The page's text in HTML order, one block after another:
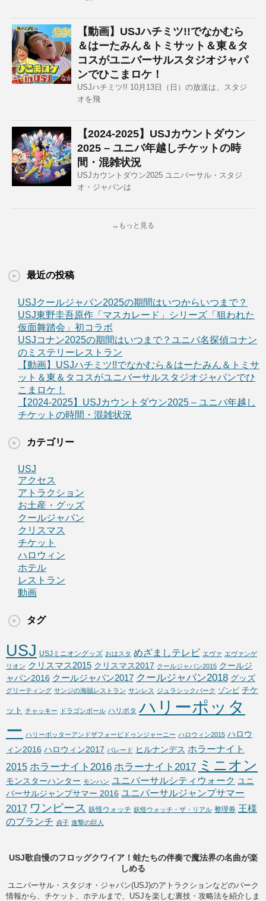
【動画】USJハチミツ!!でなかむら
＆はーたみん＆トミサット＆東＆タ
コスがユニバーサルスタジオジャパ
ンでひこまロケ！
USJハチミツ!! 10月13日（日）の放送は、スタジ
オを飛
【2024-2025】USJカウントダウン
2025 – ユニバ年越しチケットの時
間・混雑状況
USJカウントダウン2025 ユニバーサル・スタジ
オ・ジャパンは
→もっと見る
最近の投稿
USJクールジャパン2025の期間はいつからいつまで？
USJ東野圭吾原作「マスカレード」シリーズ「狙われた
仮面舞踏会」初コラボ
USJコナン2025の期間はいつまで？ユニバ名探偵コナン
のミステリーレストラン
【動画】USJハチミツ!!でなかむら＆はーたみん＆トミサ
ット＆東＆タコスがユニバーサルスタジオジャパンでひ
こまロケ！
【2024-2025】USJカウントダウン2025 – ユニバ年越し
チケットの時間・混雑状況
カテゴリー
USJ
アクセス
アトラクション
お土産・グッズ
クールジャパン
クリスマス
チケット
ハロウィン
ホテル
レストラン
動画
タグ
USJ USJミニオングッズ おはスタ めざましテレビ エヴァ エヴァンゲ
リオン クリスマス2015 クリスマス2017 クールジャパン2015 クールジ
ャパン2016 クールジャパン2017 クールジャパン2018 グッズ
グリーティング サンジの海賊レストラン サンレス ジュラシックパーク ゾンビ チケ
ット チャッキー ドラゴンボール ハリポタ ハリーポッタ
ー ハリーポッターアンドザフォービドゥンジャーニー ハロウィン2015 ハロウ
ィン2016 ハロウィン2017 パレード ヒルナンデス ホラーナイト
2015 ホラーナイト2016 ホラーナイト2017 ミニオン
モンスターハンター モンハン ユニバーサルシティウォーク ユニ
バーサルジャンプサマー 2016 ユニバーサルジャンプサマー
2017 ワンピース 妖怪ウォッチ 妖怪ウォッチ・ザ・リアル 整理券 王様
のブランチ 貞子 進撃の巨人
USJ歌自慢のフロッグクワイア！蛙たちの伴奏で魔法界の名曲が楽
しめる
ユニバーサル・スタジオ・ジャパン(USJ)のアトラクションなどのパーク
情報から、チケット、ホテルまで、USJを楽しむ裏技・攻略法を紹介しま